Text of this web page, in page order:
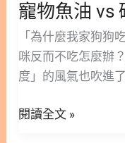
「為什麼我家狗狗
咪反而不吃怎麼辦
度」的風氣也吹進
就代表效果越好。
vs
磷
蝦
油
個
閱讀全文 »